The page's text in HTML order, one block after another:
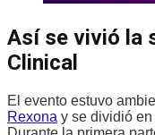
Así se vivió la
Clinical
El evento estuvo
Rexona y se dividió